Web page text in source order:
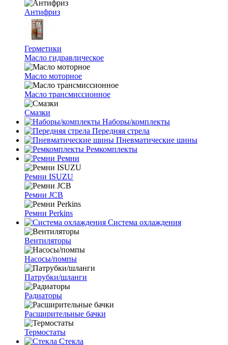
Антифриз
Герметики
Масло гидравлическое
Масло моторное
Масло трансмиссионное
Смазки
Наборы/комплекты
Передняя стрела
Пневматические шины
Ремкомплекты
Ремни
Ремни ISUZU
Ремни JCB
Ремни Perkins
Система охлаждения
Вентиляторы
Насосы/помпы
Патрубки/шланги
Радиаторы
Расширительные бачки
Термостаты
Стекла